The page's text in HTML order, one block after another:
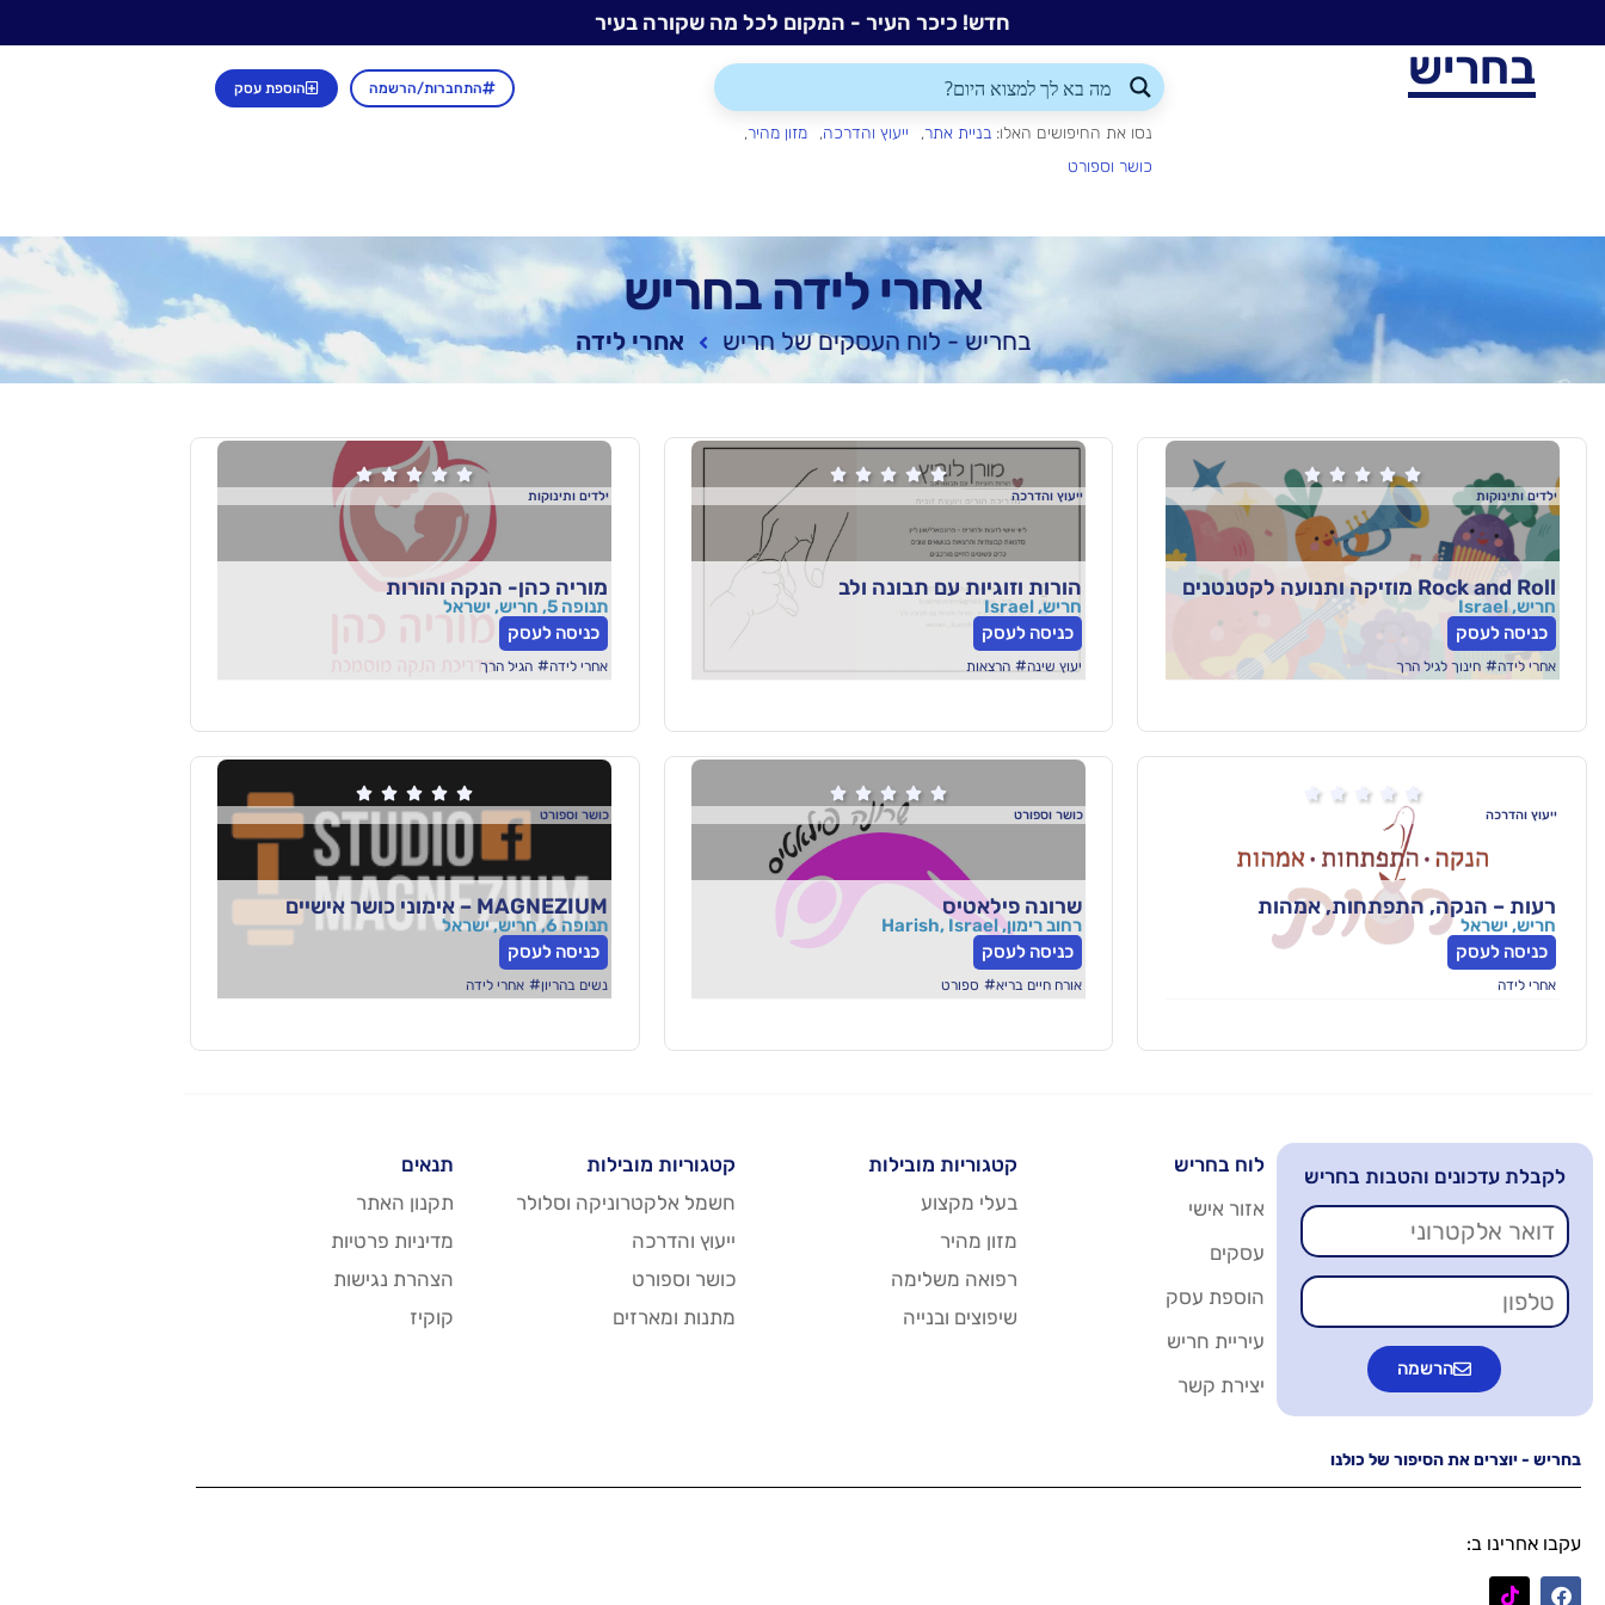
חדש! כיכר העיר - המקום לכל מה שקורה בעיר
בחריש
נסו את החיפושים האלו: בניית אתר ייעוץ והדרכה
מזון מהיר
כושר וספורט
התחברות/הרשמה הוספת עסק
אחרי לידה בחריש
בחריש - לוח העסקים של חריש אחרי לידה





ילדים ותינוקות
Rock and Roll מוזיקה ותנועה לקטנטנים
חריש, Israel
כניסה לעסק
אחרי לידה# חינוך לגיל הרך





ייעוץ והדרכה
הורות וזוגיות עם תבונה ולב
חריש, Israel
כניסה לעסק
יעוץ שינה# הרצאות





ילדים ותינוקות
מוריה כהן- הנקה והורות
תנופה 5, חריש, ישראל
כניסה לעסק
אחרי לידה# הגיל הרך





ייעוץ והדרכה
רעות – הנקה, התפתחות, אמהות
חריש, ישראל
כניסה לעסק
אחרי לידה





כושר וספורט
שרונה פילאטיס
רחוב רימון, Harish, Israel
כניסה לעסק
אורח חיים בריא# ספורט





כושר וספורט
MAGNEZIUM – אימוני כושר אישיים
תנופה 6, חריש, ישראל
כניסה לעסק
נשים בהריון# אחרי לידה
לקבלת עדכונים והטבות בחריש
הרשמה
לוח בחריש
אזור אישי
עסקים
הוספת עסק
עיריית חריש
יצירת קשר
קטגוריות מובילות
בעלי מקצוע
מזון מהיר
רפואה משלימה
שיפוצים ובנייה
קטגוריות מובילות
חשמל אלקטרוניקה וסלולר
ייעוץ והדרכה
כושר וספורט
מתנות ומארזים
תנאים
תקנון האתר
מדיניות פרטיות
הצהרת נגישות
קוקיז
בחריש - יוצרים את הסיפור של כולנו
עקבו אחרינו ב: